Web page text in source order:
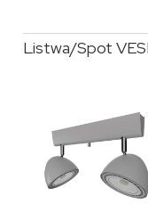
Listwa/Spot